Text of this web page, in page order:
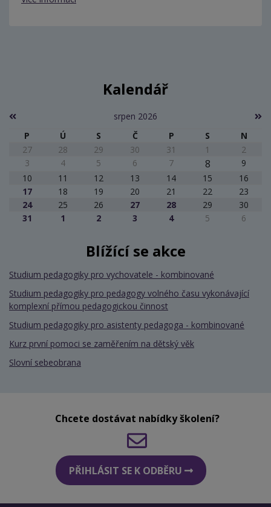
Kalendář
srpen 2026
P
Ú S Č P S
N
27
28 29 30 31 1
2
3
4 5 6 7 8
9
10
11 12 13 14 15
16
17
18 19 20 21 22
23
24
25 26 27 28 29
30
31
1 2 3 4 5 6
Blížící se akce
Studium pedagogiky pro vychovatele - kombinované
Studium pedagogiky pro pedagogy volného času vykonávající
komplexní přímou pedagogickou činnost
Studium pedagogiky pro asistenty pedagoga - kombinované
Kurz první pomoci se zaměřením na dětský věk
Slovní sebeobrana
Chcete dostávat nabídky školení?
PŘIHLÁSIT SE K ODBĚRU